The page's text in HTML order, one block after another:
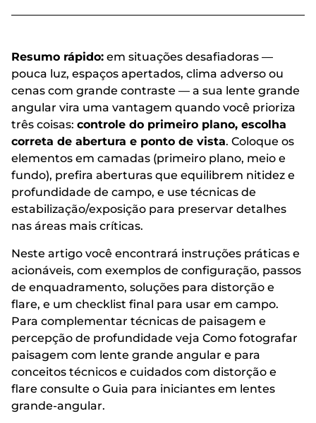
Resumo rápido: em situações desafiadoras —
pouca luz, espaços apertados, clima adverso ou
cenas com grande contraste — a sua lente grande
angular vira uma vantagem quando você prioriza
três coisas: controle do primeiro plano, escolha
correta de abertura e ponto de vista. Coloque os
elementos em camadas (primeiro plano, meio e
fundo), prefira aberturas que equilibrem nitidez e
profundidade de campo, e use técnicas de
estabilização/exposição para preservar detalhes
nas áreas mais críticas.
Neste artigo você encontrará instruções práticas e
acionáveis, com exemplos de configuração, passos
de enquadramento, soluções para distorção e
flare, e um checklist final para usar em campo.
Para complementar técnicas de paisagem e
percepção de profundidade veja Como fotografar
paisagem com lente grande angular e para
conceitos técnicos e cuidados com distorção e
flare consulte o Guia para iniciantes em lentes
grande-angular.